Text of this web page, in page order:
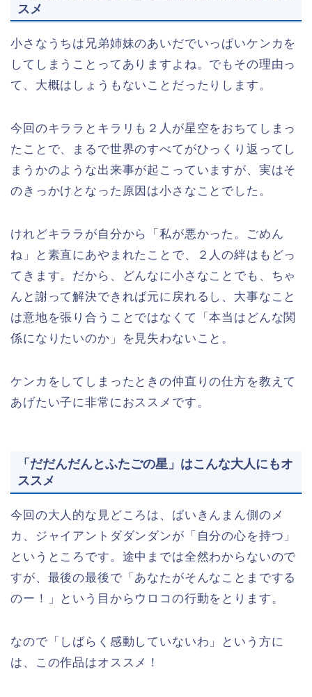
スメ
小さなうちは兄弟姉妹のあいだでいっぱいケンカを
してしまうことってありますよね。でもその理由っ
て、大概はしょうもないことだったりします。
今回のキララとキラリも２人が星空をおちてしまっ
たことで、まるで世界のすべてがひっくり返ってし
まうかのような出来事が起こっていますが、実はそ
のきっかけとなった原因は小さなことでした。
けれどキララが自分から「私が悪かった。ごめん
ね」と素直にあやまれたことで、２人の絆はもどっ
てきます。だから、どんなに小さなことでも、ちゃ
んと謝って解決できれば元に戻れるし、大事なこと
は意地を張り合うことではなくて「本当はどんな関
係になりたいのか」を見失わないこと。
ケンカをしてしまったときの仲直りの仕方を教えて
あげたい子に非常におススメです。
「だだんだんとふたごの星」はこんな大人にもオ
ススメ
今回の大人的な見どころは、ばいきんまん側のメ
カ、ジャイアントダダンダンが「自分の心を持つ」
というところです。途中までは全然わからないので
すが、最後の最後で「あなたがそんなことまでする
のー！」という目からウロコの行動をとります。
なので「しばらく感動していないわ」という方に
は、この作品はオススメ！